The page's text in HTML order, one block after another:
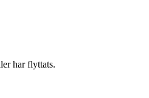
har flyttats.